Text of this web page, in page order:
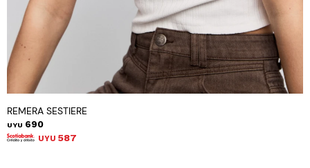
REMERA SESTIERE
UYU 690
UYU 587